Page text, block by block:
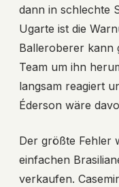
dann in schlechte
Ugarte ist die
Balleroberer kann
Team um ihn
langsam reagiert
Éderson wäre
Der größte Fehler
einfachen
verkaufen.